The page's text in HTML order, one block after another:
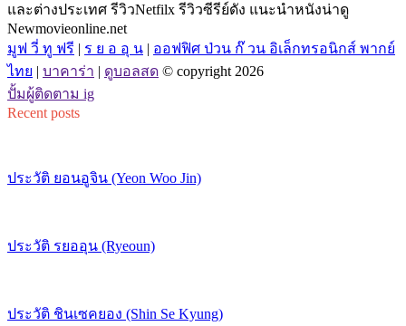
และต่างประเทศ รีวิวNetfilx รีวิวซีรีย์ดัง แนะนำหนังน่าดู
Newmovieonline.net
มูฟ วี่ ทู ฟรี | ร ย อ อุ น | ออฟฟิศ ป่วน ก๊ วน อิเล็กทรอนิกส์ พากย์
ไทย | บาคาร่า | ดูบอลสด © copyright 2026
ปั้มผู้ติดตาม ig
Recent posts
ประวัติ ยอนอูจิน (Yeon Woo Jin)
ประวัติ รยออุน (Ryeoun)
ประวัติ ชินเซคยอง (Shin Se Kyung)